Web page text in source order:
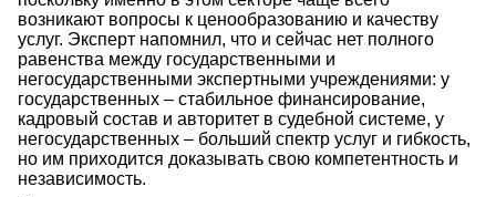
возникают вопросы к ценообразованию и качеству
услуг. Эксперт напомнил, что и сейчас нет полного
равенства между государственными и
негосударственными экспертными учреждениями: у
государственных – стабильное финансирование,
кадровый состав и авторитет в судебной системе, у
негосударственных – больший спектр услуг и гибкость,
но им приходится доказывать свою компетентность и
независимость.